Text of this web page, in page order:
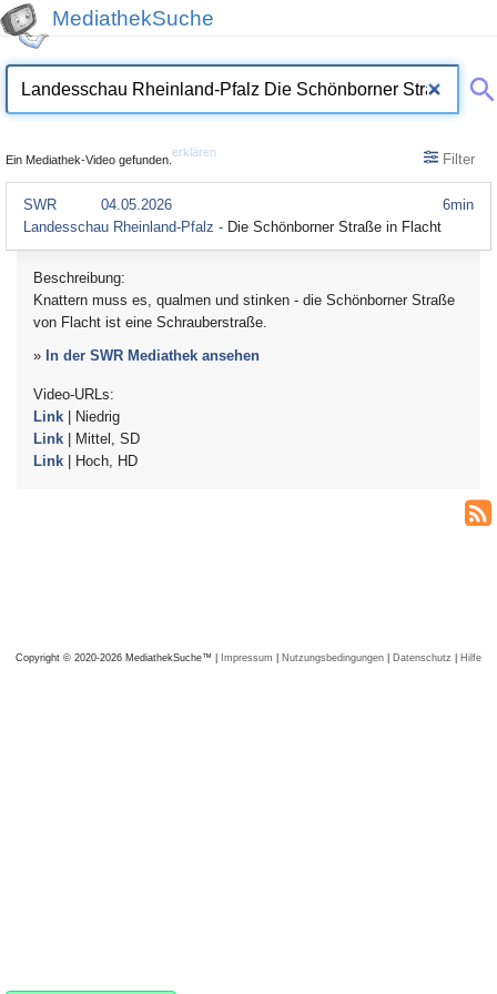
MediathekSuche
Ein Mediathek-Video gefunden.
erklären Filter
6min
SWR
04.05.2026
Landesschau Rheinland-Pfalz - Die Schönborner Straße in Flacht
Beschreibung:
Knattern muss es, qualmen und stinken - die Schönborner Straße
von Flacht ist eine Schrauberstraße.
» In der SWR Mediathek ansehen
Video-URLs:
Link | Niedrig
Link | Mittel, SD
Link | Hoch, HD
Copyright © 2020-2026 MediathekSuche™ | Impressum | Nutzungsbedingungen | Datenschutz | Hilfe